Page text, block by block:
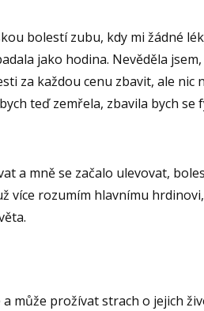
bolestí zubu, kdy mi žádné
jako hodina. Nevěděla jsem,
za každou cenu zbavit, ale nic
teď zemřela, zbavila bych se
a mně se začalo ulevovat,
více rozumím hlavnímu
může prožívat strach o jejich